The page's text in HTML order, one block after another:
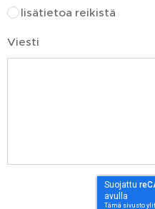
lisätietoa reikistä
Viesti